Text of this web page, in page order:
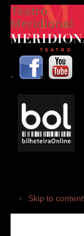
Teatro
Meridional
Skip to content